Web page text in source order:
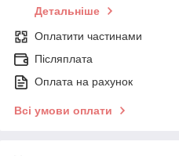
Детальніше
Оплатити частинами
Післяплата
Оплата на рахунок
Всі умови оплати